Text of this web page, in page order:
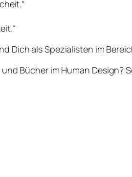
Dich als Spezialisten im
Bücher im Human Design?